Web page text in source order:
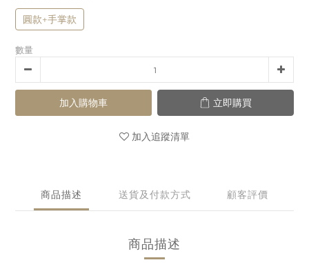
圓款+手掌款
數量
加入購物車 立即購買
加入追蹤清單
商品描述 送貨及付款方式 顧客評價
商品描述